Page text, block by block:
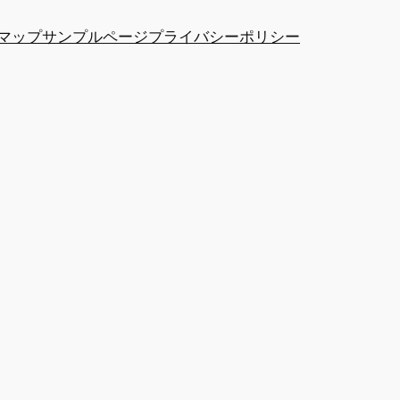
ップサンプルページプライバシーポリシー